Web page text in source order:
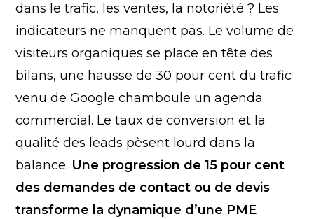
dans le trafic, les ventes, la notoriété ? Les
indicateurs ne manquent pas. Le volume de
visiteurs organiques se place en tête des
bilans, une hausse de 30 pour cent du trafic
venu de Google chamboule un agenda
commercial. Le taux de conversion et la
qualité des leads pèsent lourd dans la
balance. Une progression de 15 pour cent
des demandes de contact ou de devis
transforme la dynamique d’une PME